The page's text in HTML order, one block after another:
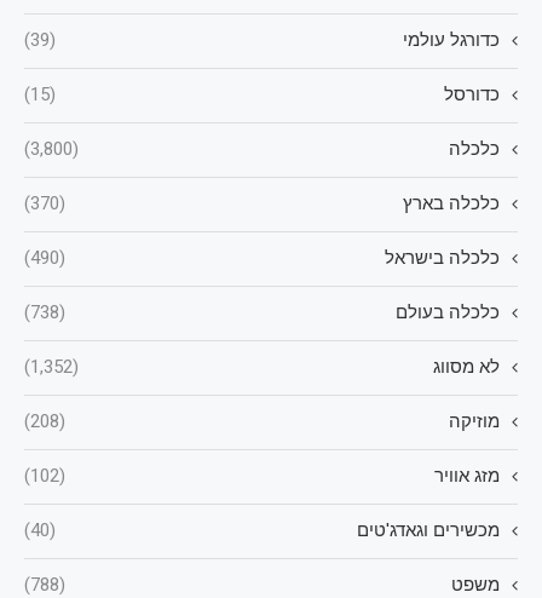
כדורגל עולמי (39)
כדורסל (15)
כלכלה (3,800)
כלכלה בארץ (370)
כלכלה בישראל (490)
כלכלה בעולם (738)
לא מסווג (1,352)
מוזיקה (208)
מזג אוויר (102)
מכשירים וגאדג'טים (40)
משפט (788)